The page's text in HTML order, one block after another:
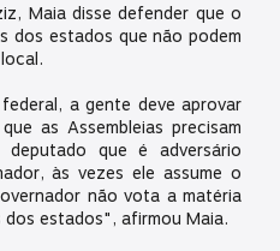
Maia disse defender que o
dos estados que não podem
a gente deve aprovar
as Assembleias precisam
que é adversário
às vezes ele assume o
não vota a matéria
estados", afirmou Maia.